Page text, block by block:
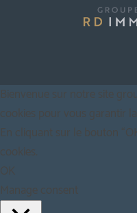
Bienvenue sur notre site
cookies pour vous garantir
En cliquant sur le bouton
cookies.
OK
Manage consent